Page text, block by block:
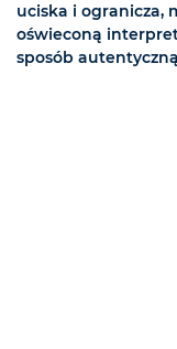
uciska i ogranicza,
oświeconą
sposób